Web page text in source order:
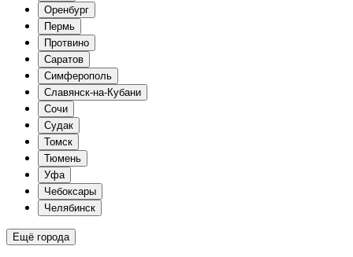
Оренбург
Пермь
Протвино
Саратов
Симферополь
Славянск-на-Кубани
Сочи
Судак
Томск
Тюмень
Уфа
Чебоксары
Челябинск
Ещё города